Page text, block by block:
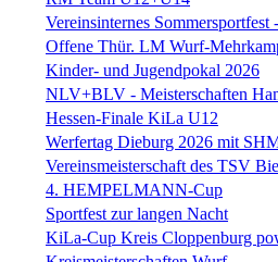
Vereinsinternes
Offene Thür. LM Wurf-
Kinder- und Jugendpokal 2026
NLV+BLV - Meisterschaften
Hessen-Finale KiLa U12
Werfertag Dieburg 2026 mit
Vereinsmeisterschaft des TSV
4. HEMPELMANN-Cup
Sportfest zur langen Nacht
KiLa-Cup Kreis Cloppenburg